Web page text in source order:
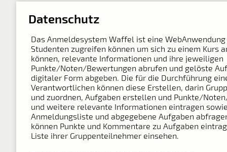
Datenschutz
Das Anmeldesystem Waffel ist eine
Studenten zugreifen können um sich zu einem Kurs
können, relevante Informationen und ihre jeweiligen
Punkte/Noten/Bewertungen abrufen und gelöste
digitaler Form abgeben. Die für die Durchführung
Verantwortlichen können diese Erstellen, darin
und zuordnen, Aufgaben erstellen und Punkte/
und weitere relevante Informationen eintragen
Anmeldungsliste und abgegebene Aufgaben
können Punkte und Kommentare zu Aufgaben
Liste ihrer Gruppenteilnehmer einsehen.